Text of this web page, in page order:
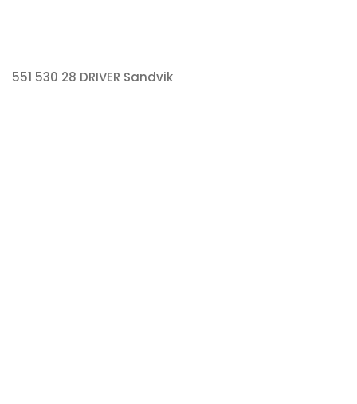
551 530 28 DRIVER Sandvik